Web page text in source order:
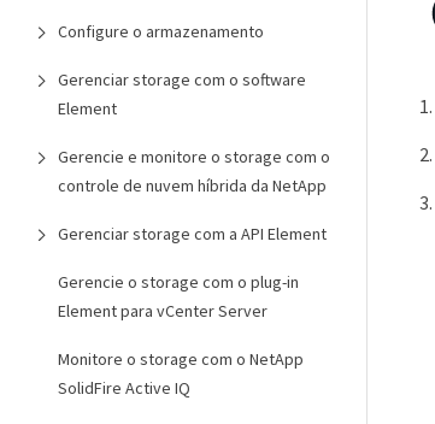
Configure o armazenamento
Gerenciar storage com o software
Element
Gerencie e monitore o storage com o
controle de nuvem híbrida da NetApp
Gerenciar storage com a API Element
Gerencie o storage com o plug-in
Element para vCenter Server
Monitore o storage com o NetApp
SolidFire Active IQ